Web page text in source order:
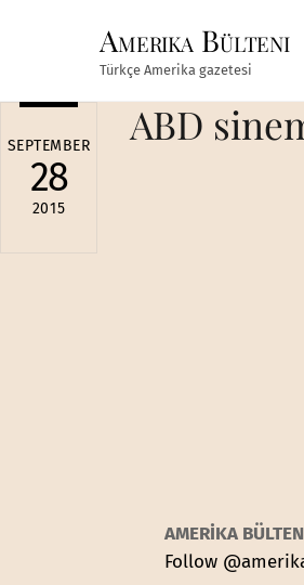
Amerika Bülteni
Türkçe Amerika gazetesi
SEPTEMBER
28
2015
ABD
AMERİKA
Follow